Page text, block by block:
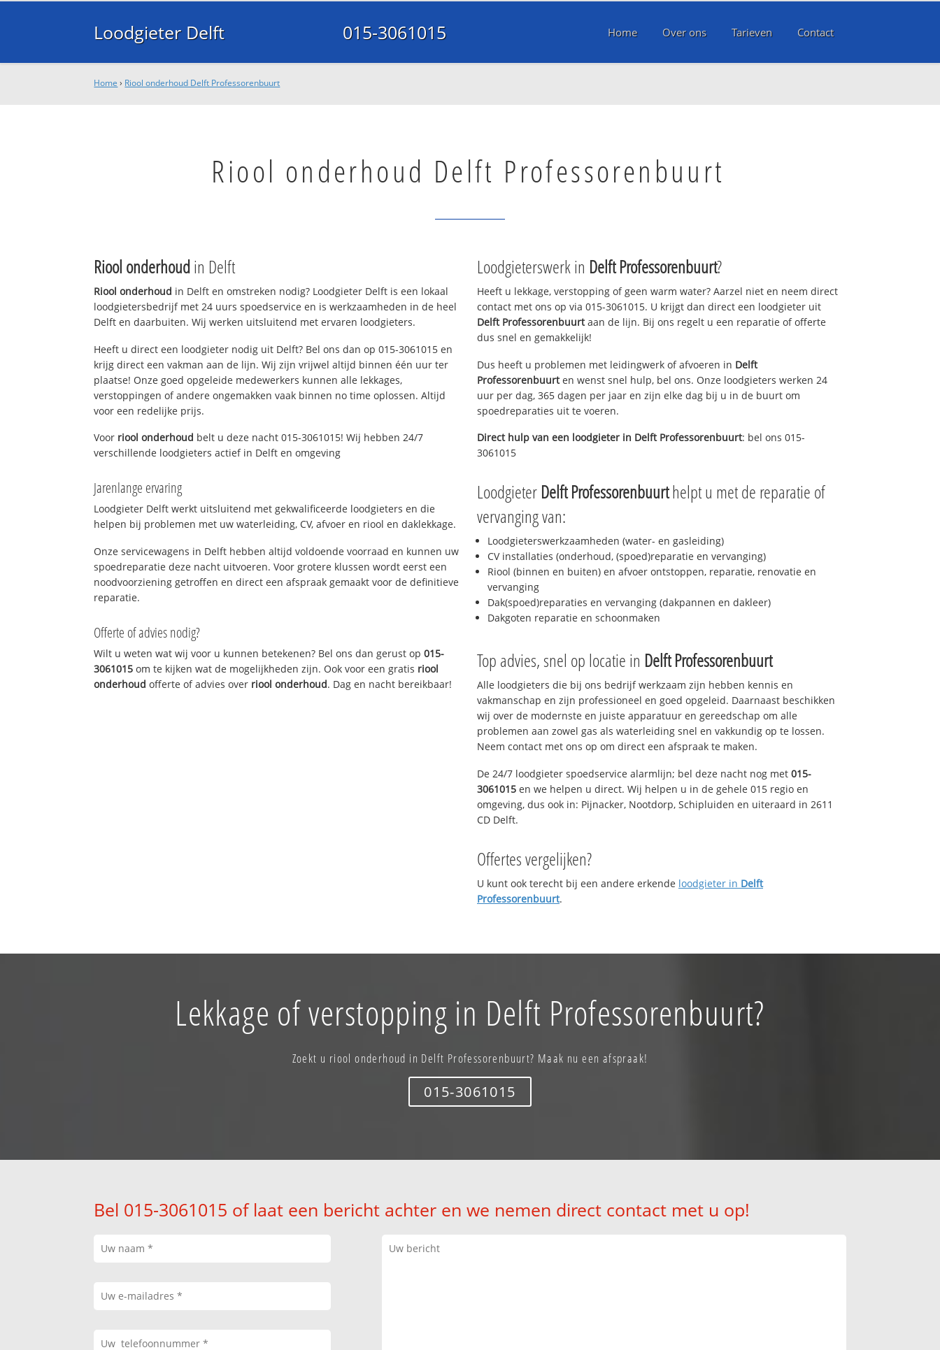
Loodgieter Delft 015-3061015 Home Over ons Tarieven Contact
Home › Riool onderhoud Delft Professorenbuurt
Riool onderhoud Delft Professorenbuurt
Riool onderhoudin Delft
Riool onderhoud in Delft en omstreken nodig? Loodgieter Delft is een lokaal
loodgietersbedrijf met 24 uurs spoedservice en is werkzaamheden in de heel
Delft en daarbuiten. Wij werken uitsluitend met ervaren loodgieters.
Heeft u direct een loodgieter nodig uit Delft? Bel ons dan op 015-3061015 en
krijg direct een vakman aan de lijn. Wij zijn vrijwel altijd binnen één uur ter
plaatse! Onze goed opgeleide medewerkers kunnen alle lekkages,
verstoppingen of andere ongemakken vaak binnen no time oplossen. Altijd
voor een redelijke prijs.
Voor riool onderhoud belt u deze nacht 015-3061015! Wij hebben 24/7
verschillende loodgieters actief in Delft en omgeving
Jarenlange ervaring
Loodgieter Delft werkt uitsluitend met gekwalificeerde loodgieters en die
helpen bij problemen met uw waterleiding, CV, afvoer en riool en daklekkage.
Onze servicewagens in Delft hebben altijd voldoende voorraad en kunnen uw
spoedreparatie deze nacht uitvoeren. Voor grotere klussen wordt eerst een
noodvoorziening getroffen en direct een afspraak gemaakt voor de definitieve
reparatie.
Offerte of advies nodig?
Wilt u weten wat wij voor u kunnen betekenen? Bel ons dan gerust op015-
3061015 om te kijken wat de mogelijkheden zijn. Ook voor een gratis riool
onderhoud offerte of advies over riool onderhoud. Dag en nacht bereikbaar!
Loodgieterswerk in Delft Professorenbuurt?
Heeft u lekkage, verstopping of geen warm water? Aarzel niet en neem direct
contact met ons op via 015-3061015. U krijgt dan direct een loodgieter uit
Delft Professorenbuurtaan de lijn. Bij ons regelt u een reparatie of offerte
dus snel en gemakkelijk!
Dus heeft u problemen met leidingwerk of afvoeren in Delft
Professorenbuurten wenst snel hulp, bel ons. Onze loodgieters werken 24
uur per dag, 365 dagen per jaar en zijn elke dag bij u in de buurt om
spoedreparaties uit te voeren.
Direct hulp van een loodgieter in Delft Professorenbuurt: bel ons 015-
3061015
Loodgieter Delft Professorenbuurthelpt u met de reparatie of
vervanging van:
Loodgieterswerkzaamheden (water- en gasleiding)
CV installaties (onderhoud, (spoed)reparatie en vervanging)
Riool (binnen en buiten) en afvoer ontstoppen, reparatie, renovatie en
vervanging
Dak(spoed)reparaties en vervanging (dakpannen en dakleer)
Dakgoten reparatie en schoonmaken
Top advies, snel op locatie in Delft Professorenbuurt
Alle loodgieters die bij ons bedrijf werkzaam zijn hebben kennis en
vakmanschap en zijn professioneel en goed opgeleid. Daarnaast beschikken
wij over de modernste en juiste apparatuur en gereedschap om alle
problemen aan zowel gas als waterleiding snel en vakkundig op te lossen.
Neem contact met ons op om direct een afspraak te maken.
De 24/7 loodgieter spoedservice alarmlijn; bel deze nacht nog met 015-
3061015 en we helpen u direct. Wij helpen u in de gehele 015 regio en
omgeving, dus ook in: Pijnacker, Nootdorp, Schipluiden en uiteraard in 2611
CD Delft.
Offertes vergelijken?
U kunt ook terecht bij een andere erkende loodgieter in Delft
Professorenbuurt.
Lekkage of verstopping in Delft Professorenbuurt?
Zoekt u riool onderhoud in Delft Professorenbuurt? Maak nu een afspraak!
015-3061015
Bel 015-3061015 of laat een bericht achter en we nemen direct contact met u op!